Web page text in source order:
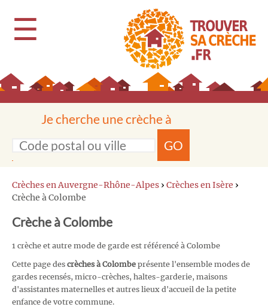
☰
Je cherche une crèche à
GO
Crèches en Auvergne-Rhône-Alpes › Crèches en Isère ›
Crèche à Colombe
Crèche à Colombe
1 crèche et autre mode de garde est référencé à Colombe
Cette page des crèches à Colombe présente l'ensemble modes de
gardes recensés, micro-crèches, haltes-garderie, maisons
d'assistantes maternelles et autres lieux d'accueil de la petite
enfance de votre commune.